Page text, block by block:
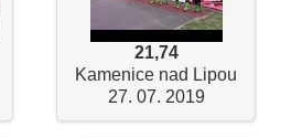
21,74
Kamenice nad Lipou
27. 07. 2019